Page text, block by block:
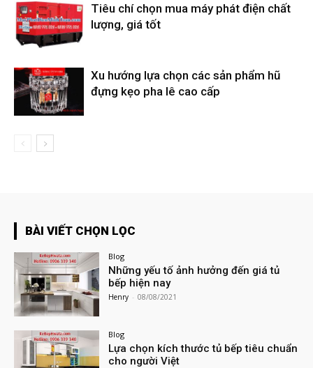
Tiêu chí chọn mua máy phát điện chất
lượng, giá tốt
Xu hướng lựa chọn các sản phẩm hũ
đựng kẹo pha lê cao cấp
BÀI VIẾT CHỌN LỌC
Blog
Những yếu tố ảnh hưởng đến giá tủ
bếp hiện nay
Henry - 08/08/2021
Blog
Lựa chọn kích thước tủ bếp tiêu chuẩn
cho người Việt